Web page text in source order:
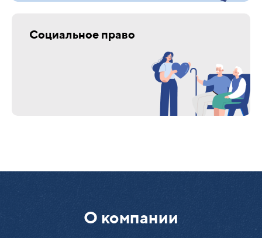
Социальное право
О компании